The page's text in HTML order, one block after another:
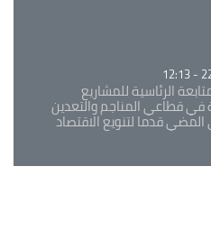
الرئاسية للمشاريع
قطاعي المناجم والتعدين
قدما لتنويع الاقتصاد